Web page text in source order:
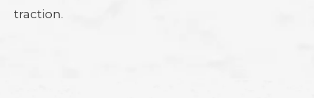
traction.